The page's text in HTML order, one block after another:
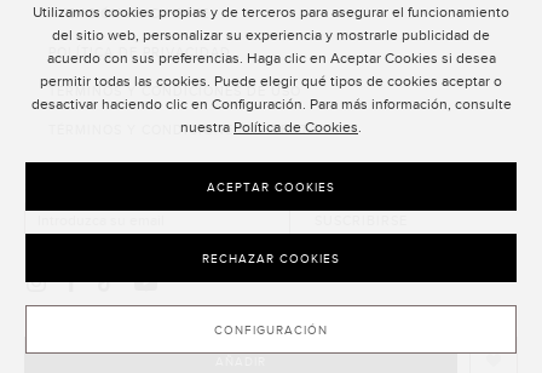
Utilizamos cookies propias y de terceros para asegurar el funcionamiento
del sitio web, personalizar su experiencia y mostrarle publicidad de
acuerdo con sus preferencias. Haga clic en Aceptar Cookies si desea
permitir todas las cookies. Puede elegir qué tipos de cookies aceptar o
desactivar haciendo clic en Configuración. Para más información, consulte
nuestra Política de Cookies.
CONFIGURACIÓN
RECHAZAR COOKIES
ACEPTAR COOKIES
ATENCIÓN AL CLIENTE
POLÍTICA DE PRIVACIDAD
TÉRMINOS Y CONDICIONES DE USO
TÉRMINOS Y CONDICIONES DE VENTA
SUSCRIPCIÓN AL NEWSLETTER